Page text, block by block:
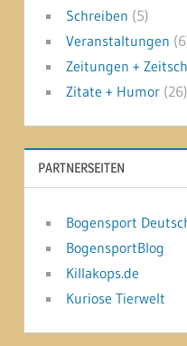
Schreiben (5)
Veranstaltungen
Zeitungen +
Zitate + Humor(26)
PARTNERSEITEN
Bogensport
BogensportBlog
Killakops.de
Kuriose Tierwelt